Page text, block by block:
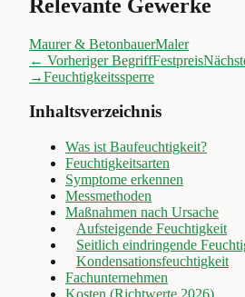
Relevante Gewerke
Maurer & BetonbauerMaler
← Vorheriger BegriffFestpreis
→Feuchtigkeitssperre
Inhaltsverzeichnis
Was ist Baufeuchtigkeit?
Feuchtigkeitsarten
Symptome erkennen
Messmethoden
Maßnahmen nach Ursache
Aufsteigende Feuchtigkeit
Seitlich eindringende
Kondensationsfeuchtigkeit
Fachunternehmen